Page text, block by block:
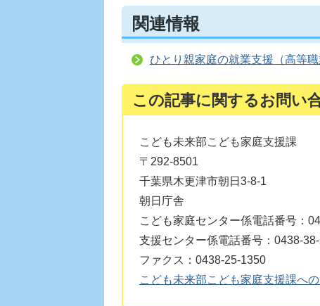
関連情報
ひとり親家庭の就業支援（高等
この記事に関するお問い
こども未来部こども家庭支援課
〒292-8501
千葉県木更津市朝日3-8-1
朝日庁舎
こども家庭センター係電話番号：
支援センター係電話番号：0438-
ファクス：0438-25-1350
こども未来部こども家庭支援課へ